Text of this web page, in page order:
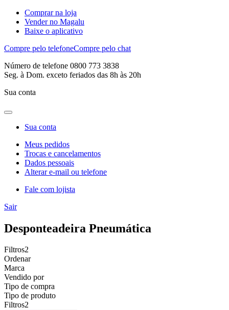
Comprar na loja
Vender no Magalu
Baixe o aplicativo
Compre pelo telefoneCompre pelo chat
Número de telefone 0800 773 3838
Seg. à Dom. exceto feriados das 8h às 20h
Sua conta
Sua conta
Meus pedidos
Trocas e cancelamentos
Dados pessoais
Alterar e-mail ou telefone
Fale com lojista
Sair
Desponteadeira Pneumática
Filtros2
Ordenar
Marca
Vendido por
Tipo de compra
Tipo de produto
Filtros2